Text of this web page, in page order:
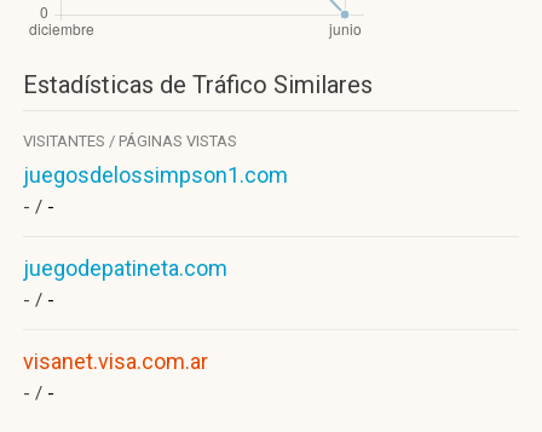
Estadísticas de Tráfico Similares
VISITANTES / PÁGINAS VISTAS
juegosdelossimpson1.com
- / -
juegodepatineta.com
- / -
visanet.visa.com.ar
- / -